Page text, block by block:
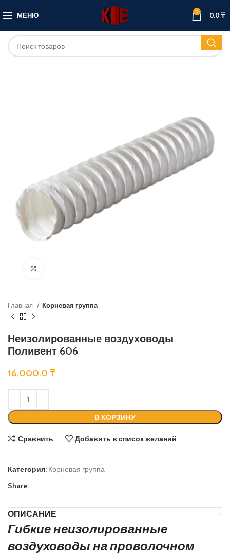
МЕНЮ 0 0.0₸
Главная Корневая группа
Неизолированные воздуховоды
Поливент 606
16,000.0 ₸
В КОРЗИНУ
Сравнить Добавить в список желаний
Категория: Корневая группа
Share:
ОПИСАНИЕ
Гибкие неизолированные
воздуховоды на проволочном